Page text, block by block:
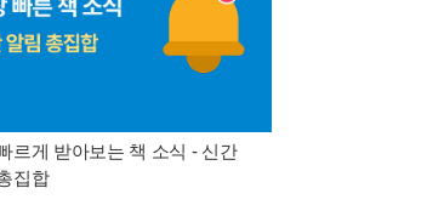
르게 받아보는 책 소식 - 신간
집합